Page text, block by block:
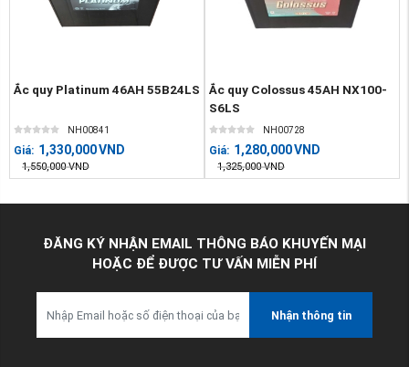
Ắc quy Platinum 46AH 55B24LS
NH00841
Giá: 1,330,000VND
1,550,000 VND
Ắc quy Colossus 45AH NX100-
S6LS
NH00728
Giá: 1,280,000VND
1,325,000 VND
ĐĂNG KÝ NHẬN EMAIL THÔNG BÁO KHUYẾN MẠI
HOẶC ĐỂ ĐƯỢC TƯ VẤN MIỄN PHÍ
Nhận thông tin